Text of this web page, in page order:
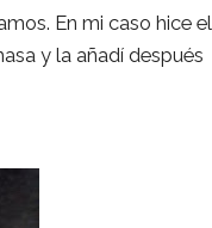
En mi caso hice el
y la añadí después